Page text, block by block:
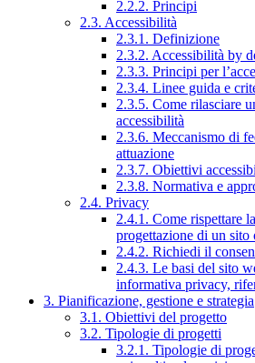
2.2.2. Principi
2.3. Accessibilità
2.3.1. Definizione
2.3.2. Accessibilità by
2.3.3. Principi per
2.3.4. Linee guida e
2.3.5. Come rilasciare
accessibilità
2.3.6. Meccanismo di
attuazione
2.3.7. Obiettivi
2.3.8. Normativa e
2.4. Privacy
2.4.1. Come rispettare
progettazione di un
2.4.2. Richiedi il
2.4.3. Le basi del sito
informativa privacy,
3. Pianificazione, gestione e strategia
3.1. Obiettivi del progetto
3.2. Tipologie di progetti
3.2.1. Tipologie di